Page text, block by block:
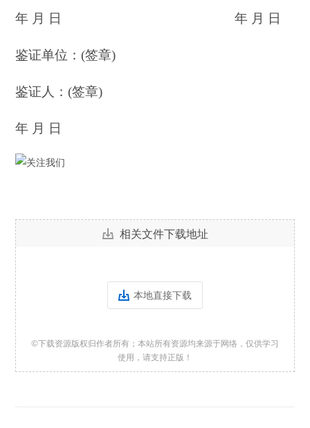
年 月 日 年 月 日
鉴证单位：(签章)
鉴证人：(签章)
年 月 日
相关文件下载地址
本地直接下载
©下载资源版权归作者所有；本站所有资源均来源于网络，仅供学习
使用，请支持正版！